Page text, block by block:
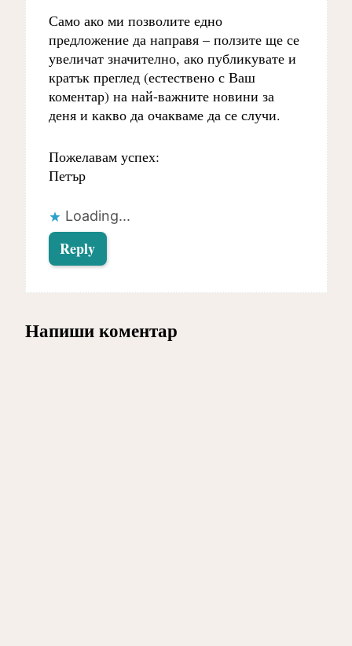
Само ако ми позволите едно
предложение да направя – ползите ще се
увеличат значително, ако публикувате и
кратък преглед (естествено с Ваш
коментар) на най-важните новини за
деня и какво да очакваме да се случи.
Пожелавам успех:
Петър
Loading...
Reply
Напиши коментар